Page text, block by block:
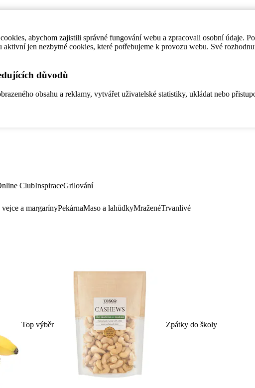
abychom zajistili správné fungování webu a zpracovali osobní údaje.
aktivní jen nezbytné cookies, které potřebujeme k provozu webu. Své
důvodů
obsahu a reklamy, vytvářet uživatelské statistiky, ukládat nebo
ClubInspiraceGrilování
a margarínyPekárnaMaso a lahůdkyMraženéTrvanlivé
Top výběr Zpátky do školy